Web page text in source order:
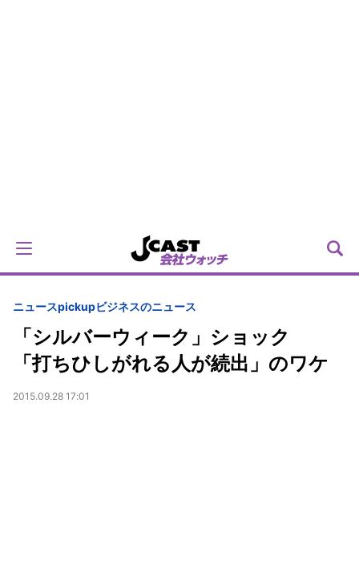
ニュースpickupビジネスのニュース
「シルバーウィーク」ショック
「打ちひしがれる人が続出」のワケ
2015.09.28 17:01